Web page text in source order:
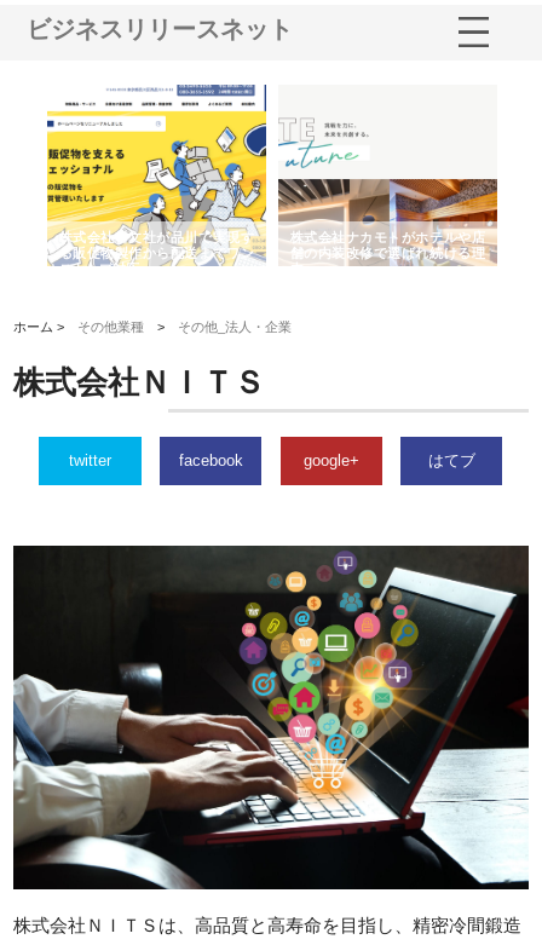
ビジネスリリースネット
株式会社耕文社が品川で実現す
る販促物製作から配送までワン
ストップ対応
株式会社ナカモトがホテルや店
舗の内装改修で選ばれ続ける理
由
ホーム > その他業種 > その他_法人・企業
株式会社ＮＩＴＳ
twitter facebook google+ はてブ
株式会社ＮＩＴＳは、高品質と高寿命を目指し、精密冷間鍛造